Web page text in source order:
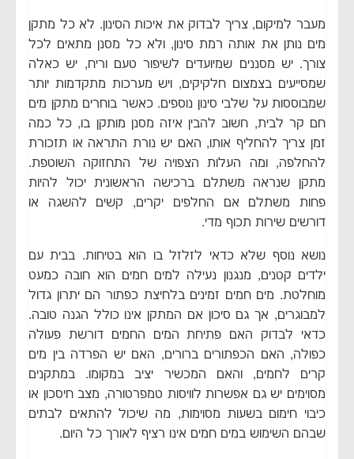
מעבר למיקום, צריך לבדוק את איכות הסינון. לא כל מתקן
מים נותן את אותה רמת סינון, ולא כל מסנן מתאים לכל
צורך. יש מסננים שמיועדים לשיפור טעם וריח, יש כאלה
שמסייעים בצמצום חלקיקים, ויש מערכות מתקדמות יותר
שמבוססות על שלבי סינון נוספים. כאשר בוחרים מתקן מים
חם קר לבית, חשוב להבין איזה מסנן מותקן בו, כל כמה
זמן צריך להחליף אותו, האם יש נורת התראה או תזכורת
להחלפה, ומה העלות הצפויה של התחזוקה השוטפת.
מתקן שנראה משתלם ברכישה הראשונית יכול להיות
פחות משתלם אם החלפים יקרים, קשים להשגה או
דורשים שירות תכוף מדי.
נושא נוסף שלא כדאי לזלזל בו הוא בטיחות. בבית עם
ילדים קטנים, מנגנון נעילה למים חמים הוא חובה כמעט
מוחלטת. מים חמים זמינים בלחיצת כפתור הם יתרון גדול
למבוגרים, אך גם סיכון אם המתקן אינו כולל הגנה טובה.
כדאי לבדוק האם פתיחת המים החמים דורשת פעולה
כפולה, האם הכפתורים ברורים, האם יש הפרדה בין מים
קרים לחמים, והאם המכשיר יציב במקומו. במתקנים
מסוימים יש גם אפשרות לוויסות טמפרטורה, מצב חיסכון או
כיבוי חימום בשעות מסוימות, מה שיכול להתאים לבתים
שבהם השימוש במים חמים אינו רציף לאורך כל היום.